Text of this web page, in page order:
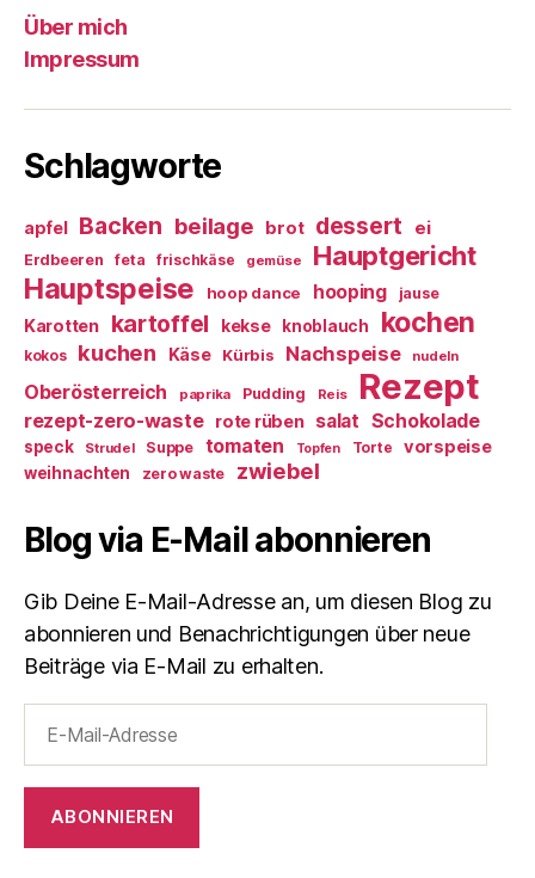
Über mich
Impressum
Schlagworte
apfel Backen beilage brot dessert ei
Erdbeeren feta frischkäse gemüse Hauptgericht
Hauptspeise hoop dance hooping jause
Karotten kartoffel kekse knoblauch kochen
kokos kuchen Käse Kürbis Nachspeise nudeln
Oberösterreich paprika Pudding Reis Rezept
rezept-zero-waste rote rüben salat Schokolade
speck Strudel Suppe tomaten Topfen Torte vorspeise
weihnachten zero waste zwiebel
Blog via E-Mail abonnieren
Gib Deine E-Mail-Adresse an, um diesen Blog zu
abonnieren und Benachrichtigungen über neue
Beiträge via E-Mail zu erhalten.
Mail-
Adresse
ABONNIEREN